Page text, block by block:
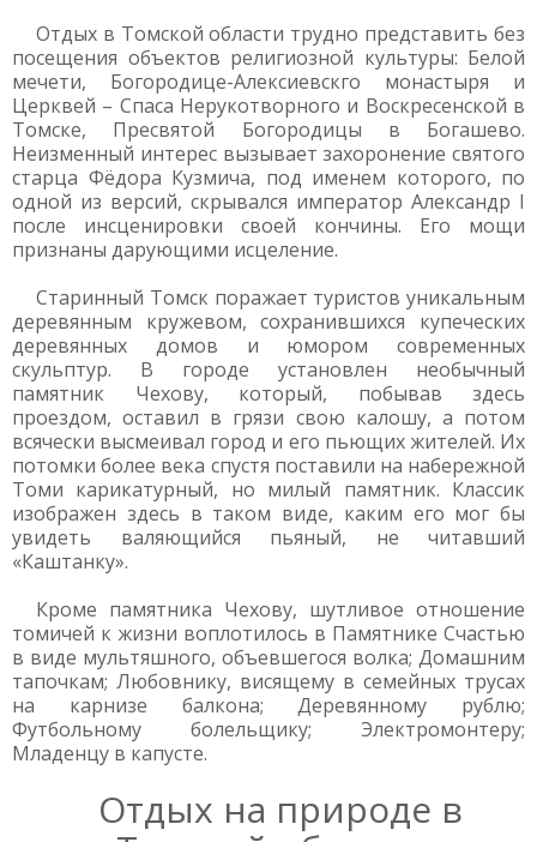
Отдых в Томской области трудно представить без
посещения объектов религиозной культуры: Белой
мечети, Богородице-Алексиевскго монастыря и
Церквей – Спаса Нерукотворного и Воскресенской в
Томске, Пресвятой Богородицы в Богашево.
Неизменный интерес вызывает захоронение святого
старца Фёдора Кузмича, под именем которого, по
одной из версий, скрывался император Александр I
после инсценировки своей кончины. Его мощи
признаны дарующими исцеление.
Старинный Томск поражает туристов уникальным
деревянным кружевом, сохранившихся купеческих
деревянных домов и юмором современных
скульптур. В городе установлен необычный
памятник Чехову, который, побывав здесь
проездом, оставил в грязи свою калошу, а потом
всячески высмеивал город и его пьющих жителей. Их
потомки более века спустя поставили на набережной
Томи карикатурный, но милый памятник. Классик
изображен здесь в таком виде, каким его мог бы
увидеть валяющийся пьяный, не читавший
«Каштанку».
Кроме памятника Чехову, шутливое отношение
томичей к жизни воплотилось в Памятнике Счастью
в виде мультяшного, объевшегося волка; Домашним
тапочкам; Любовнику, висящему в семейных трусах
на карнизе балкона; Деревянному рублю;
Футбольному болельщику; Электромонтеру;
Младенцу в капусте.
Отдых на природе в